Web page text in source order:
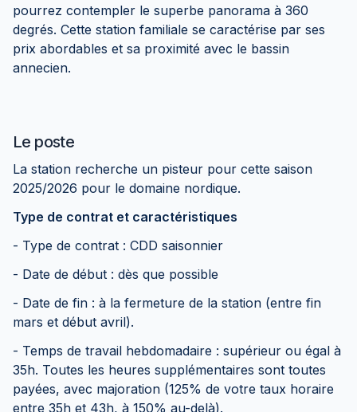
pourrez contempler le superbe panorama à 360
degrés. Cette station familiale se caractérise par ses
prix abordables et sa proximité avec le bassin
annecien.
Le poste
La station recherche un pisteur pour cette saison
2025/2026 pour le domaine nordique.
Type de contrat et caractéristiques
- Type de contrat : CDD saisonnier
- Date de début : dès que possible
- Date de fin : à la fermeture de la station (entre fin
mars et début avril).
- Temps de travail hebdomadaire : supérieur ou égal à
35h. Toutes les heures supplémentaires sont toutes
payées, avec majoration (125% de votre taux horaire
entre 35h et 43h, à 150% au-delà).